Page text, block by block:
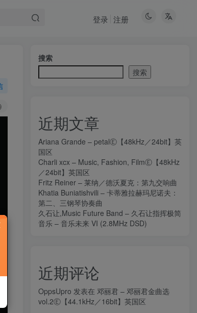
登录 注册
搜索
搜索
近期文章
Ariana Grande – petalⒺ【48kHz／24bit】英
国区
Charli xcx – Music, Fashion, FilmⒺ【48kHz
／24bit】英国区
Fritz Reiner – 莱纳／德沃夏克：第九交响曲
Khatia Buniatishvili – 卡蒂雅拉赫玛尼诺夫：
第二、三钢琴协奏曲
久石让,Music Future Band – 久石让指挥极简
音乐 – 音乐未来 VI (2.8MHz DSD)
近期评论
OppsUpro 发表在 邓丽君 – 邓丽君金曲选
vol.2Ⓔ【44.1kHz／16bit】英国区